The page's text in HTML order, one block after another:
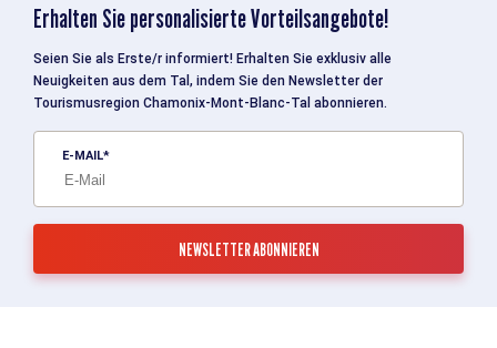
Erhalten Sie personalisierte Vorteilsangebote!
Seien Sie als Erste/r informiert! Erhalten Sie exklusiv alle
Neuigkeiten aus dem Tal, indem Sie den Newsletter der
Tourismusregion Chamonix-Mont-Blanc-Tal abonnieren.
E-MAIL